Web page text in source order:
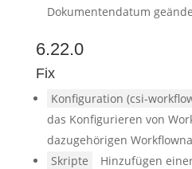
Dokumentendatum
6.22.0
Fix
Konfiguration (csi-
das Konfigurieren von
dazugehörigen
Skripte
Hinzufügen